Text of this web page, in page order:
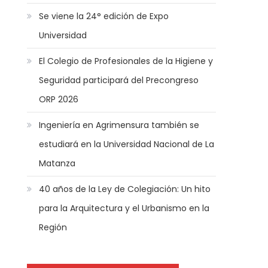
Se viene la 24° edición de Expo
Universidad
El Colegio de Profesionales de la Higiene y
Seguridad participará del Precongreso
ORP 2026
Ingeniería en Agrimensura también se
estudiará en la Universidad Nacional de La
Matanza
40 años de la Ley de Colegiación: Un hito
para la Arquitectura y el Urbanismo en la
Región